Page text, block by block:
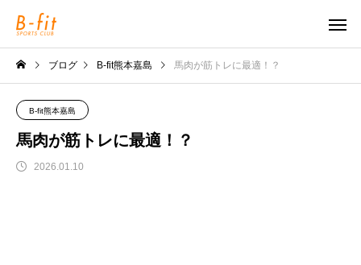
ブログ B-fit熊本嘉島 馬肉が筋トレに最適！？
B-fit熊本嘉島
馬肉が筋トレに最適！？
2026.01.10